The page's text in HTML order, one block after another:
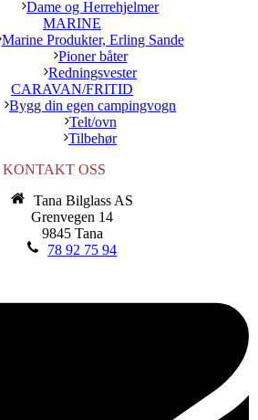
Dame og Herrehjelmer
MARINE
Marine Produkter, Erling Sande
Pioner båter
Redningsvester
CARAVAN/FRITID
Bygg din egen campingvogn
Telt/ovn
Tilbehør
KONTAKT OSS
Tana Bilglass AS
Grenvegen 14
9845 Tana
78 92 75 94